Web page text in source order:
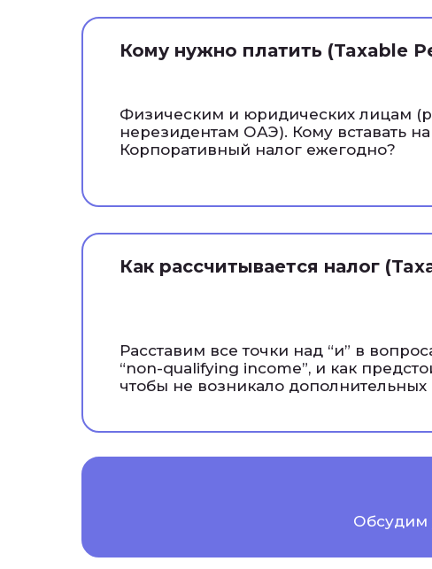
Физическим и юридических лицам
нерезидентам ОАЭ). Кому вставать
Корпоративный налог ежегодно?
Кому нужно платить (Taxable
Расставим все точки над “и” в
“non-qualifying income”, и как
чтобы не возникало дополнительных
Как рассчитывается налог
Обсудим